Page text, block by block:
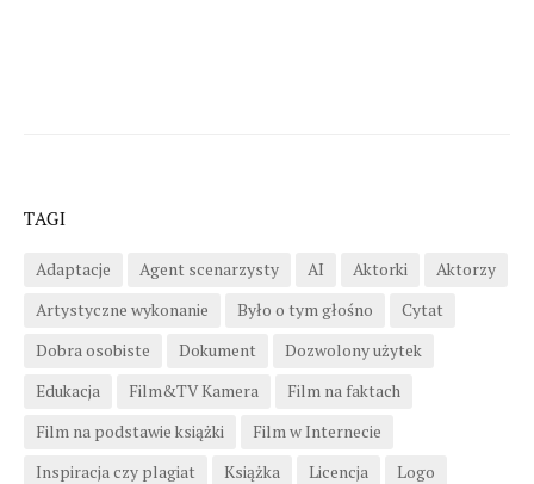
TAGI
Adaptacje Agent scenarzysty AI Aktorki
Aktorzy
Artystyczne wykonanie
Było o tym głośno
Cytat
Dobra osobiste
Dokument
Dozwolony użytek
Edukacja
Film&TV Kamera
Film na faktach
Film na podstawie książki
Film w Internecie
Inspiracja czy plagiat
Książka Licencja
Logo